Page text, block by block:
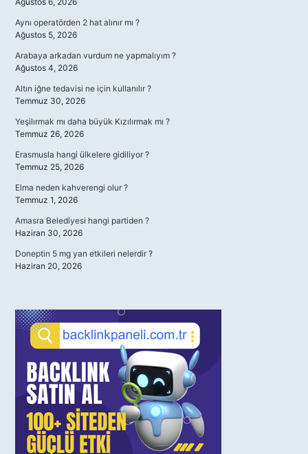
Aynı operatörden 2 hat alınır mı ?
Ağustos 5, 2026
Arabaya arkadan vurdum ne yapmalıyım ?
Ağustos 4, 2026
Altın iğne tedavisi ne için kullanılır ?
Temmuz 30, 2026
Yeşilırmak mı daha büyük Kızılırmak mı ?
Temmuz 26, 2026
Erasmusla hangi ülkelere gidiliyor ?
Temmuz 25, 2026
Elma neden kahverengi olur ?
Temmuz 1, 2026
Amasra Belediyesi hangi partiden ?
Haziran 30, 2026
Doneptin 5 mg yan etkileri nelerdir ?
Haziran 20, 2026